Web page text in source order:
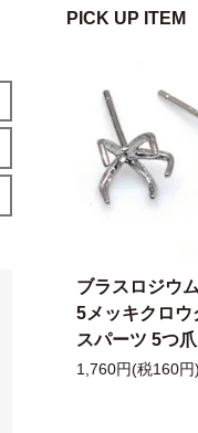
PICK UP ITEM
ブラスロジウ
5メッキクロウ
スパーツ 5つ爪
1,760円(税160円)